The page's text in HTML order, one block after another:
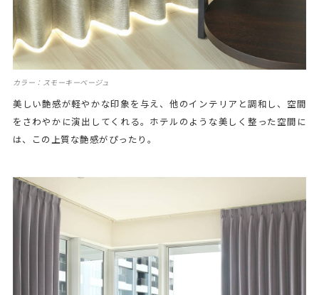
カラー：スモーキーベージュ
美しい艶感が軽やかな印象を与え、他のインテリアと調和し、空間
をさわやかに演出してくれる。ホテルのような美しく整った空間に
は、この上質な艶感がぴったり。